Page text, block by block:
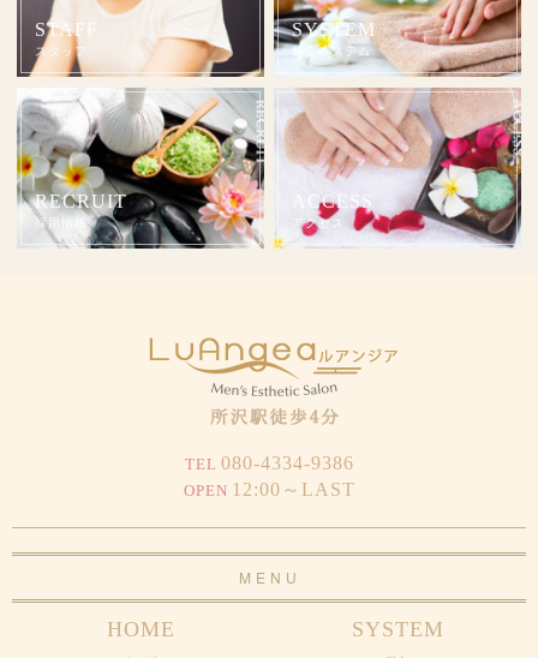
STAFF
スタッフ
SYSTEM
料金システム
RECRUIT
採用情報
ACCESS
アクセス
TEL 080-4334-9386
OPEN 12:00～LAST
MENU
HOME SYSTEM